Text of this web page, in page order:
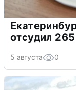
отсудил
5 августа 0